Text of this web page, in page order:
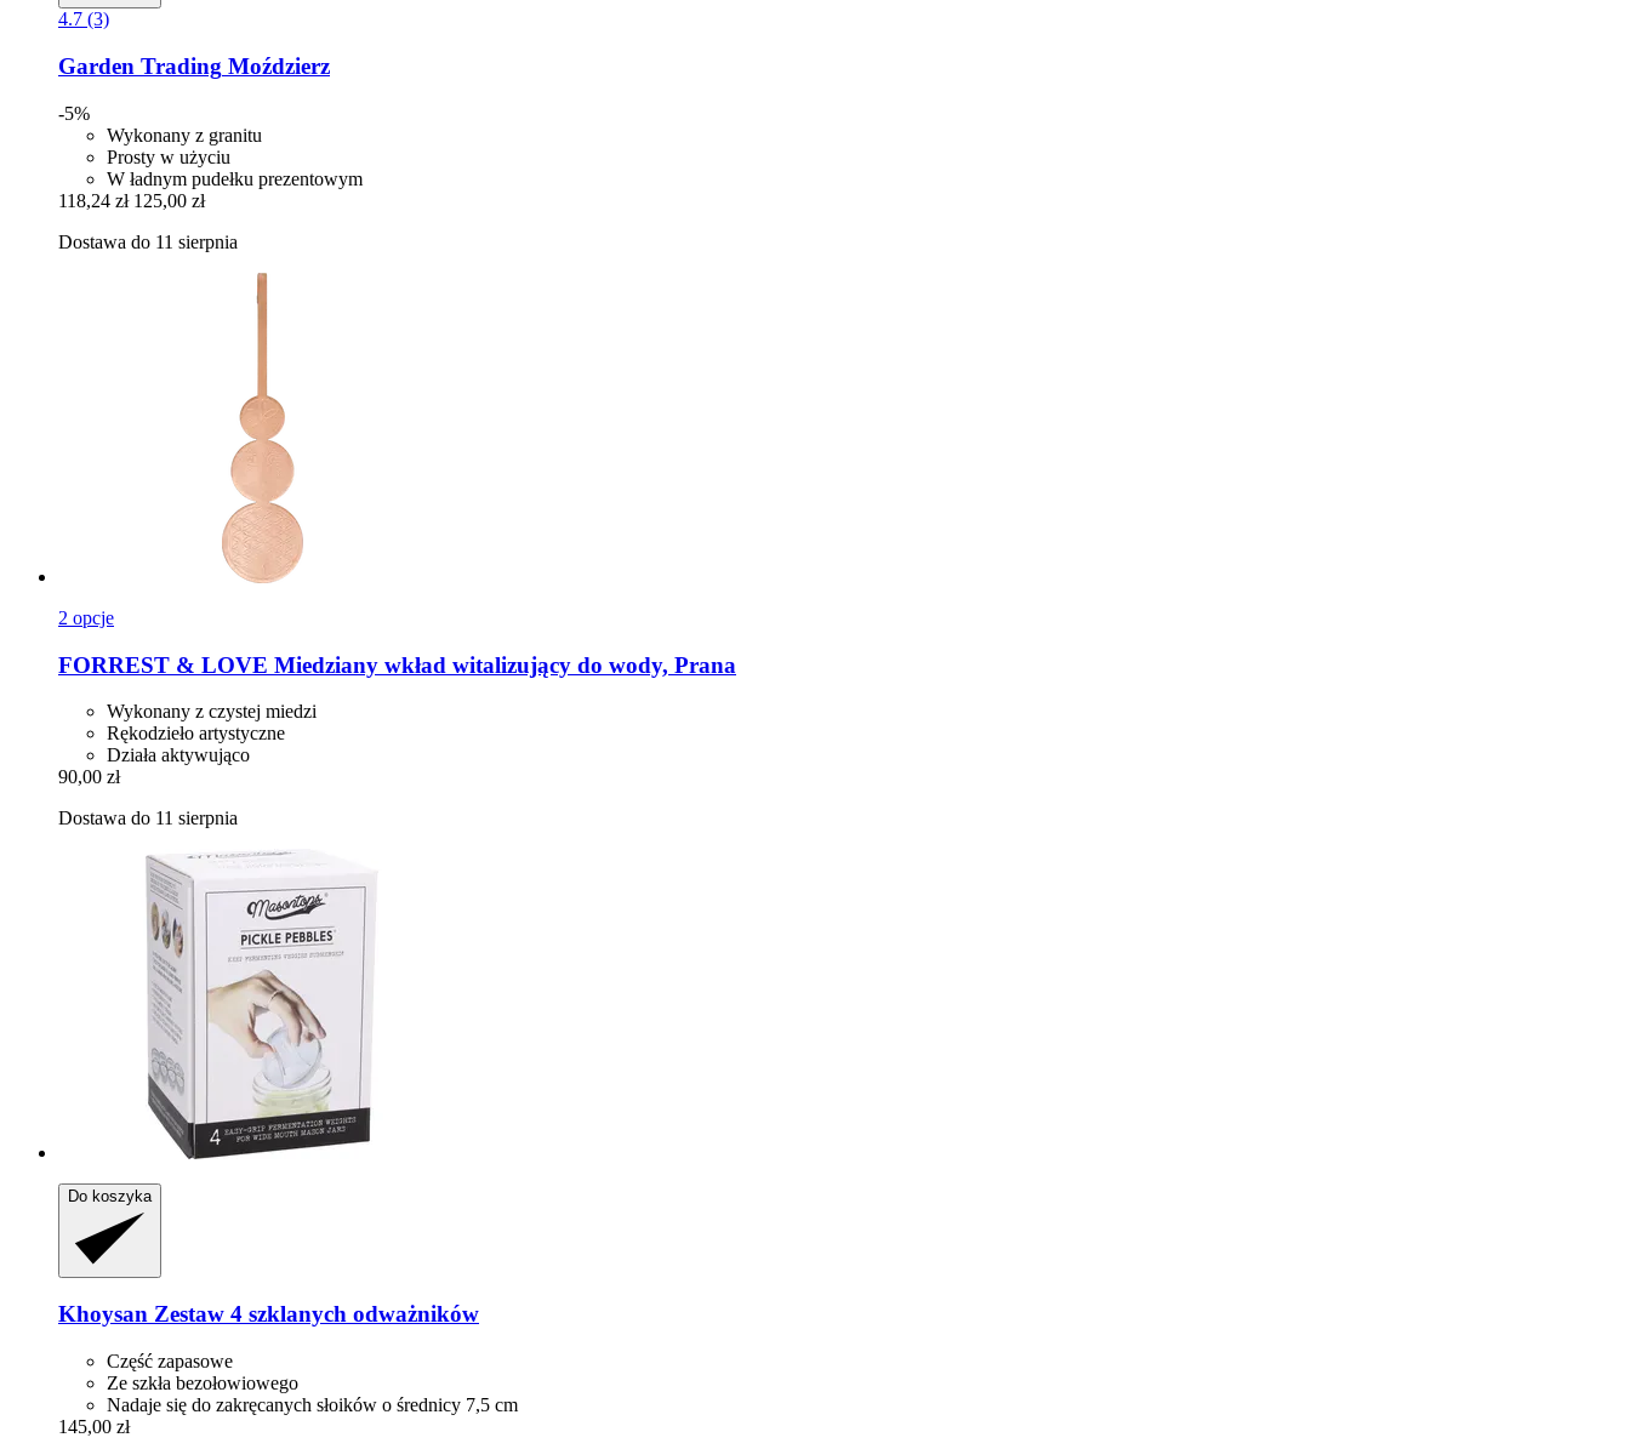
4.7 (3)
Garden Trading Moździerz
-5%
Wykonany z granitu
Prosty w użyciu
W ładnym pudełku prezentowym
118,24 zł 125,00 zł
Dostawa do 11 sierpnia
2 opcje
FORREST & LOVE Miedziany wkład witalizujący do wody, Prana
Wykonany z czystej miedzi
Rękodzieło artystyczne
Działa aktywująco
90,00 zł
Dostawa do 11 sierpnia
Do koszyka
Khoysan Zestaw 4 szklanych odważników
Część zapasowe
Ze szkła bezołowiowego
Nadaje się do zakręcanych słoików o średnicy 7,5 cm
145,00 zł